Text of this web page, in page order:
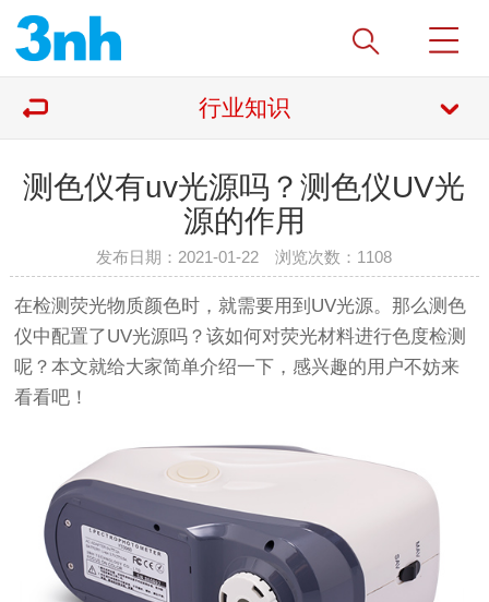
行业知识
测色仪有uv光源吗？测色仪UV光
源的作用
发布日期：2021-01-22 浏览次数： 1108
在检测荧光物质颜色时，就需要用到UV光源。那么测色
仪中配置了UV光源吗？该如何对荧光材料进行色度检测
呢？本文就给大家简单介绍一下，感兴趣的用户不妨来
看看吧！